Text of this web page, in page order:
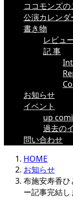
ココモンズの
公演カレンダ
書き物
レビュ
記 事
お知らせ
イベント
up
過去の
問い合わせ
HOME
お知らせ
布施安寿香
ー記事完結し